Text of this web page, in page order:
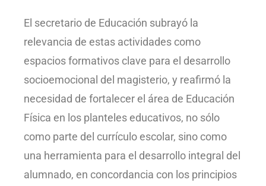
El secretario de Educación subrayó la
relevancia de estas actividades como
espacios formativos clave para el desarrollo
socioemocional del magisterio, y reafirmó la
necesidad de fortalecer el área de Educación
Física en los planteles educativos, no sólo
como parte del currículo escolar, sino como
una herramienta para el desarrollo integral del
alumnado, en concordancia con los principios